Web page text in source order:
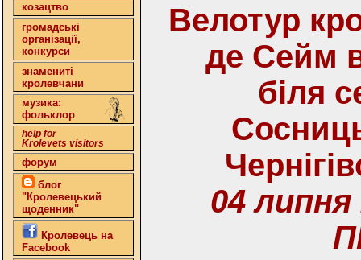
козацтво
громадські
організації,
конкурси
знамениті
кролевчани
музика:
фольклор
help for
Krolevets visitors
форум
блог
"Кролевецький
щоденник"
Кролевець на
Facebook
Велотур
де Сейм
біля
04